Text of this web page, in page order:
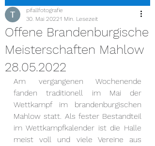
Offene Brandenburgische
Meisterschaften Mahlow
28.05.2022
pifallfotografie
30. Mai 20221 Min. Lesezeit
Am vergangenen Wochenende
fanden traditionell im Mai der
Wettkampf im brandenburgischen
Mahlow statt. Als fester Bestandteil
im Wettkampfkalender ist die Halle
meist voll und viele Vereine aus